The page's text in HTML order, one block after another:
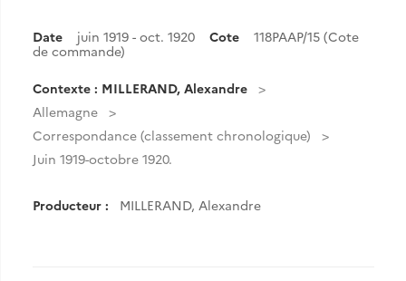
Date juin 1919 - oct. 1920 Cote
118PAAP/15 (Cote
de commande)
Contexte : MILLERAND, Alexandre
Allemagne
Correspondance (classement chronologique)
Juin 1919-octobre 1920.
Producteur : MILLERAND, Alexandre